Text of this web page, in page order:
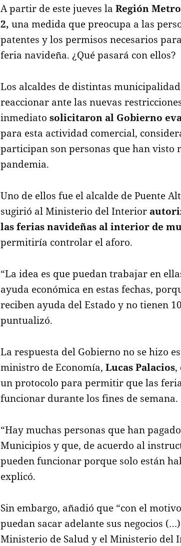
A partir de este jueves laRegión
2, una medida que preocupa a las
patentes y los permisos necesarios
feria navideña. ¿Qué pasará con ellos?
Los alcaldes de distintas
reaccionar ante las nuevas
inmediatosolicitaron al Gobierno
para esta actividad comercial,
participan son personas que han visto
pandemia.
Uno de ellos fue el alcalde de Puente
sugirió al Ministerio del Interior
las ferias navideñas al interior de
permitiría controlar el aforo.
“La idea es que puedan trabajar en
ayuda económica en estas fechas,
reciben ayuda del Estado y no tienen
puntualizó.
La respuesta del Gobierno no se hizo
ministro de Economía,Lucas Palacios,
un protocolo para permitir que las
funcionar durante los fines de semana.
“Hay muchas personas que han
Municipios y que, de acuerdo al
pueden funcionar porque solo están
explicó.
Sin embargo, añadió que “con el
puedan sacar adelante sus negocios
Ministerio de Salud y el Ministerio del